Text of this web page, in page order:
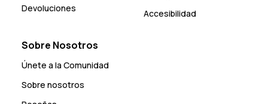
Devoluciones
Accesibilidad
Sobre Nosotros
Únete a la Comunidad
Sobre nosotros